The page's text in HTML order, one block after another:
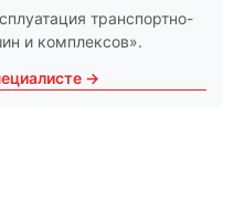
транспортно-
и комплексов».
→